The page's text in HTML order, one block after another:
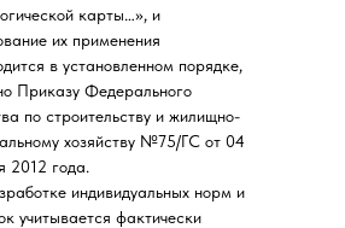
карты…», и
их применения
в установленном порядке,
Приказу Федерального
по строительству и жилищно-
хозяйству №75/ГС от 04
2012 года.
индивидуальных норм и
учитывается фактически